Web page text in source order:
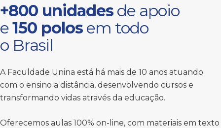
+800 unidades de apoio
e150 polos em todo
o Brasil
A Faculdade Unina está há mais de 10 anos atuando
com o ensino a distância, desenvolvendo cursos e
transformando vidas através da educação.
Oferecemos aulas 100% on-line, com materiais em texto